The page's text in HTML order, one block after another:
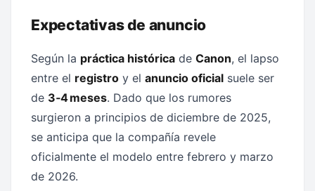
Expectativas de anuncio
Según la práctica histórica de Canon, el lapso
entre el registro y el anuncio oficial suele ser
de 3‑4 meses. Dado que los rumores
surgieron a principios de diciembre de 2025,
se anticipa que la compañía revele
oficialmente el modelo entre febrero y marzo
de 2026.